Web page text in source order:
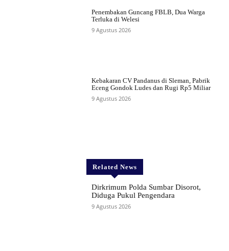
Penembakan Guncang FBLB, Dua Warga
Terluka di Welesi
9 Agustus 2026
Kebakaran CV Pandanus di Sleman, Pabrik
Eceng Gondok Ludes dan Rugi Rp5 Miliar
9 Agustus 2026
Related News
Dirkrimum Polda Sumbar Disorot,
Diduga Pukul Pengendara
9 Agustus 2026